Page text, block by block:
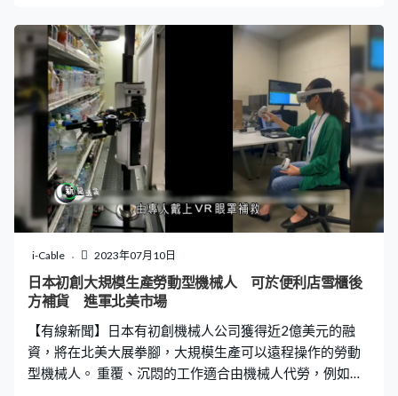
克，但只要用得其所，毒藥一樣有機會救人。 澳洲昆士蘭
大學的專家早前分析這種毛蟲的毒素，發現毒素蛋白質的
結構就像一口釘，會在目標細胞的表面釘出一個孔，是少
數可以攻破細胞表面的成分，對於醫學界有藥用潛力，比
如用來攻擊癌細胞；雖然「打孔」不足以即時殺死它們，
但是只要打開缺口，抗癌藥就可以直接攻入癌細胞內部，
大大提高藥效。 學者指這種毒素已經存在於自然界超過4
億年，最初是某些細菌的武器，後來才轉移到毛蟲身上，
可以在演化歷史流傳4億年，證明這種毒素相當有用。
i-Cable 2023年07月10日
日本初創大規模生產勞動型機械人 可於便利店雪櫃後
方補貨 進軍北美市場
【有線新聞】日本有初創機械人公司獲得近2億美元的融
資，將在北美大展拳腳，大規模生產可以遠程操作的勞動
型機械人。 重覆、沉悶的工作適合由機械人代勞，例如本